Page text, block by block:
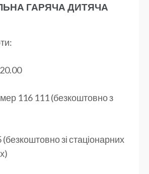
ГАРЯЧА ДИТЯЧА
116 111 (безкоштовно з
зі стаціонарних